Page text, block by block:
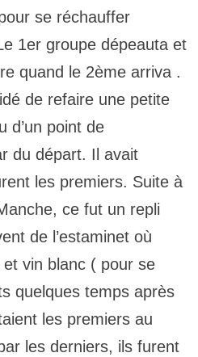
se réchauffer
1er groupe dépeauta et
quand le 2ème arriva .
de refaire une petite
d’un point de
du départ. Il avait
les premiers. Suite à
ce fut un repli
de l’estaminet où
vin blanc ( pour se
quelques temps après
les premiers au
les derniers, ils furent